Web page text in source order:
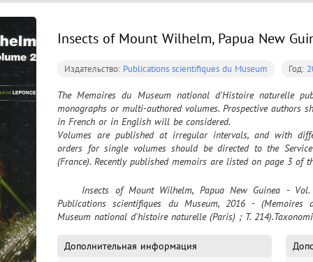
Insects of Mount Wilhelm, Papua New
Издательство: Publications scientifiques du Museum Год:
The Memoires du Museum national d'Histoire naturelle
monographs or multi-authored volumes. Prospective authors
in French or in English will be considered.
Volumes are published at irregular intervals, and with
orders for single volumes should be directed to the
(France). Recently published memoirs are listed on page 3 of
Publications scientifiques du Museum, 2016 -
Museum national d'histoire naturelle (Paris) ; Т.
Дополнительная информация